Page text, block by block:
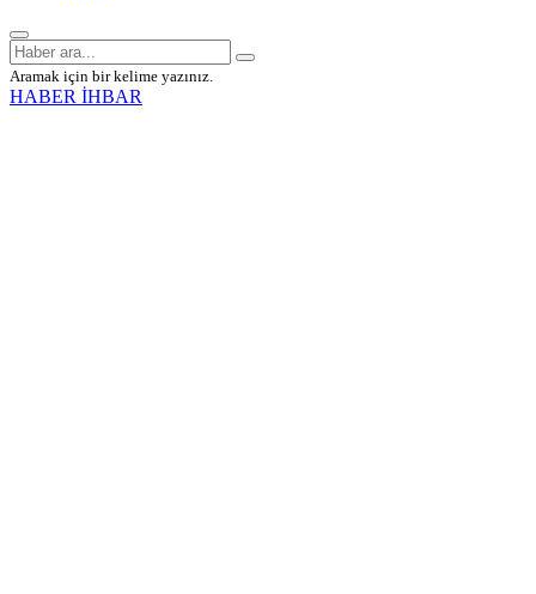
Aramak için bir kelime yazınız.
HABER İHBAR